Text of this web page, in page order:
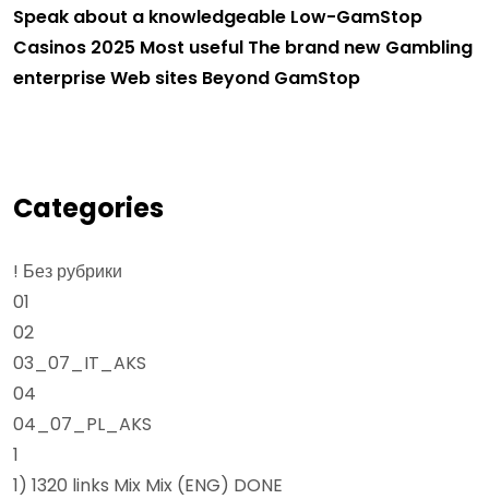
Speak about a knowledgeable Low-GamStop
Casinos 2025 Most useful The brand new Gambling
enterprise Web sites Beyond GamStop
Categories
! Без рубрики
01
02
03_07_IT_AKS
04
04_07_PL_AKS
1
1) 1320 links Mix Mix (ENG) DONE